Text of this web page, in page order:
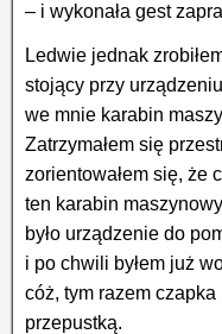
– i wykonała gest
Ledwie jednak
stojący przy
we mnie karabin
Zatrzymałem się
zorientowałem się, że
ten karabin
było urządzenie do
i po chwili byłem już
cóż, tym razem czapka
przepustką.